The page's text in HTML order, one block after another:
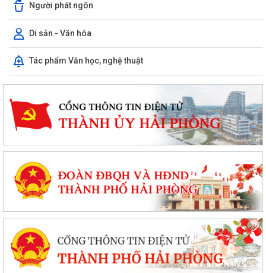
Người phát ngôn
Di sản - Văn hóa
Tác phẩm Văn học, nghệ thuật
PHƯỜNG CHU VĂN AN TỔ CHỨC HỘI NGHỊ BỒI DƯỠNG, TẬP HUẤN LÝ
Phường Chu Văn An tập huấn nghiệp vụ bảo vệ nền tảng tư tưởng của
Đảng